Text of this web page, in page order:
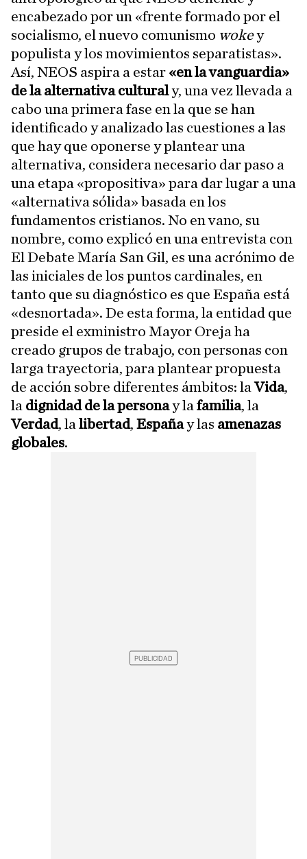
encabezado por un «frente formado por el
socialismo, el nuevo comunismo wokey
populista y los movimientos separatistas».
Así, NEOS aspira a estar «en la vanguardia»
de la alternativa culturaly, una vez llevada a
cabo una primera fase en la que se han
identificado y analizado las cuestiones a las
que hay que oponerse y plantear una
alternativa, considera necesario dar paso a
una etapa «propositiva» para dar lugar a una
«alternativa sólida» basada en los
fundamentos cristianos. No en vano, su
nombre, como explicó en una entrevista con
El Debate María San Gil, es una acrónimo de
las iniciales de los puntos cardinales, en
tanto que su diagnóstico es que España está
«desnortada». De esta forma, la entidad que
preside el exministro Mayor Oreja ha
creado grupos de trabajo, con personas con
larga trayectoria, para plantear propuesta
de acción sobre diferentes ámbitos: laVida,
la dignidad de la personay la familia, la
Verdad, la libertad, Españay las amenazas
globales.